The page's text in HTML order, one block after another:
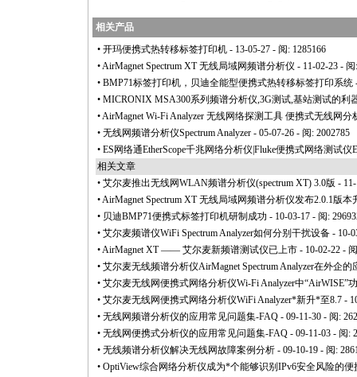
相关产品
• 开玛便携式热转移标签打印机 - 13-05-27 - 阅: 1285166
•AirMagnet Spectrum XT 无线局域网频谱分析仪 - 11-02-23 - 阅
• BMP71标签打印机，贝迪全能型便携式热转移标签打印系统
• MICRONIX MSA300系列频谱分析仪,3G测试,基站测试的利
•AirMagnet Wi-Fi Analyzer 无线网络探测工具 便携式无线网
• 无线网频谱分析仪Spectrum Analyzer - 05-07-26 - 阅: 2002785
• ES网络通EtherScope千兆网络分析仪|Fluke便携式网络测试仪
相关文章
• 艾尔麦推出无线网WLAN频谱分析仪(spectrum XT) 3.0版 -
•AirMagnet Spectrum XT 无线局域网频谱分析仪发布2.0.1版本
• 贝迪BMP71便携式标签打印机研制成功 - 10-03-17 - 阅:
• 艾尔麦频谱仪WiFi Spectrum Analyzer如何分别干扰设备 - 10-
•AirMagnet XT —— 艾尔麦新频谱测试仪已上市 - 10-02-22 -
• 艾尔麦无线频谱分析仪AirMagnet Spectrum Analyzer在外企的
• 艾尔麦无线网便携式网络分析仪Wi-Fi Analyzer中“AirWISE”
• 艾尔麦无线网便携式网络分析仪WiFi Analyzer*新升*至8.7 -
• 无线网频谱分析仪的应用常见问题集-FAQ - 09-11-30 - 阅:
• 无线网便携式分析仪的应用常见问题集-FAQ - 09-11-03 - 阅:
• 无线频谱分析仪解决无线网故障案例分析 - 09-10-19 - 阅:
• OptiView综合网络分析仪成为*个能够识别IPv6安全风险的